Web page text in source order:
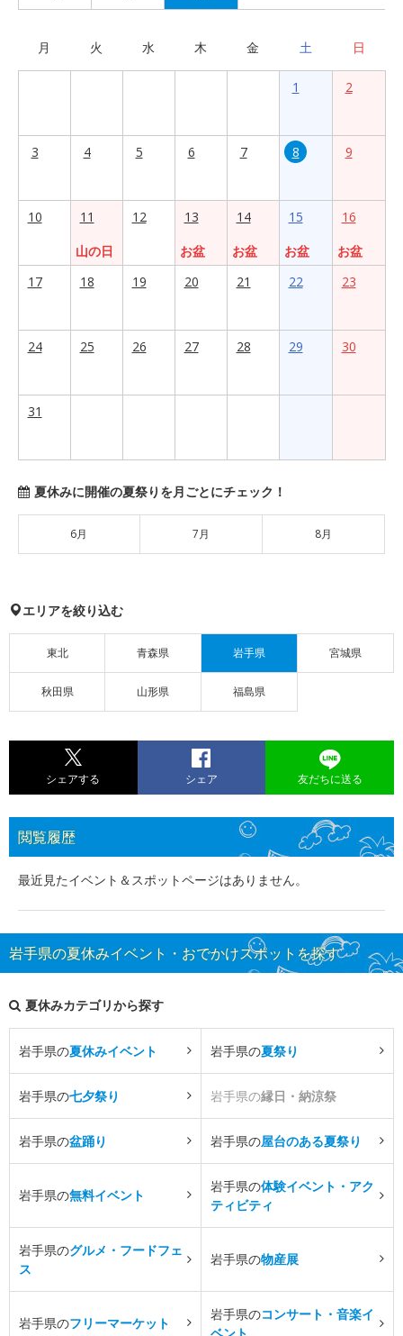
月 火 水 木 金 土 日
1 2
3 4 5 6 7 8 9
10
11
山の日
12
13
お盆
14
お盆
15
お盆
16
お盆
17
18 19 20 21 22 23
24 25 26 27 28 29 30
31
夏休みに開催の夏祭りを月ごとにチェック！
6月 7月 8月
エリアを絞り込む
東北 青森県 岩手県 宮城県
秋田県 山形県 福島県
シェアする シェア 友だちに送る
閲覧履歴
最近見たイベント＆スポットページはありません。
岩手県の夏休みイベント・おでかけスポットを探す
夏休みカテゴリから探す
岩手県の夏休みイベント 岩手県の夏祭り
岩手県の七夕祭り 岩手県の縁日・納涼祭
岩手県の盆踊り 岩手県の屋台のある夏祭り
岩手県の無料イベント
岩手県の体験イベント・アク
ティビティ
岩手県のグルメ・フードフェ
ス
岩手県の物産展
岩手県のフリーマーケット
岩手県のコンサート・音楽イ
ベント